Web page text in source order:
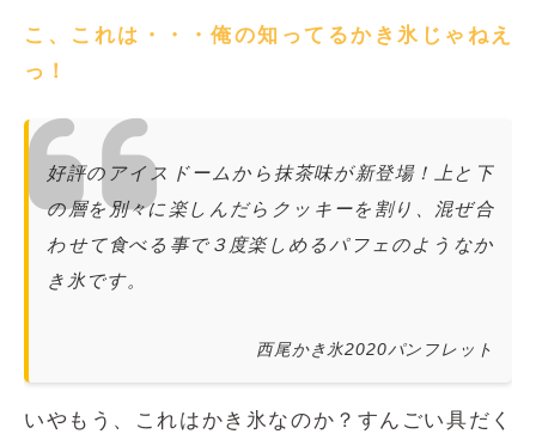
こ、これは・・・俺の知ってるかき氷じゃねえ
っ！
好評のアイスドームから抹茶味が新登場！上と下
の層を別々に楽しんだらクッキーを割り、混ぜ合
わせて食べる事で３度楽しめるパフェのようなか
き氷です。
西尾かき氷2020パンフレット
いやもう、これはかき氷なのか？すんごい具だく